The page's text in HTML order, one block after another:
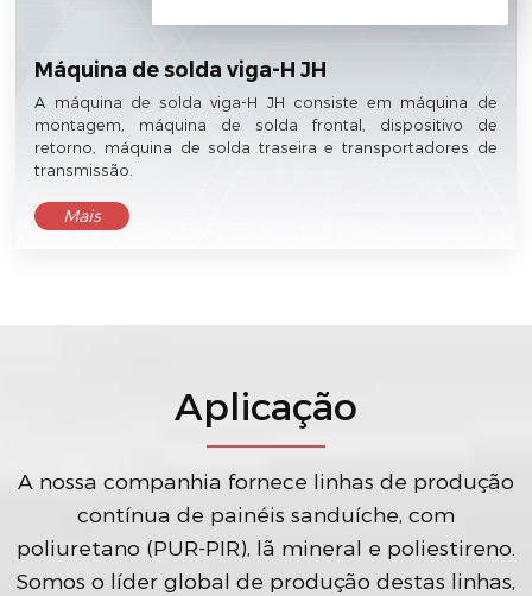
Máquina de solda viga-H JH
A máquina de solda viga-H JH consiste em máquina de
montagem, máquina de solda frontal, dispositivo de
retorno, máquina de solda traseira e transportadores de
transmissão.
Mais
Aplicação
A nossa companhia fornece linhas de produção
contínua de painéis sanduíche, com
poliuretano (PUR-PIR), lã mineral e poliestireno.
Somos o líder global de produção destas linhas,